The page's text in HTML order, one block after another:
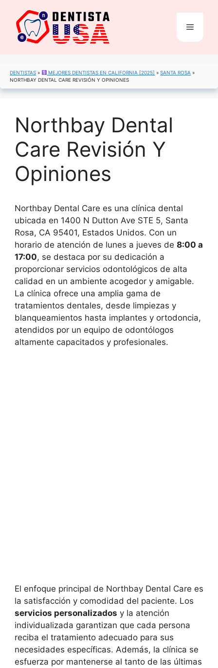
contenido
Menú
DENTISTAS » MEJORES DENTISTAS EN CALIFORNIA [2025] »SANTA ROSA »
NORTHBAY DENTAL CARE REVISIÓN Y OPINIONES
Northbay Dental
Care Revisión Y
Opiniones
Northbay Dental Care es una clínica dental
ubicada en 1400 N Dutton Ave STE 5, Santa
Rosa, CA 95401, Estados Unidos. Con un
horario de atención de lunes a jueves de 8:00 a
17:00, se destaca por su dedicación a
proporcionar servicios odontológicos de alta
calidad en un ambiente acogedor y amigable.
La clínica ofrece una amplia gama de
tratamientos dentales, desde limpiezas y
blanqueamientos hasta implantes y ortodoncia,
atendidos por un equipo de odontólogos
altamente capacitados y profesionales.
El enfoque principal de Northbay Dental Care es
la satisfacción y comodidad del paciente. Los
servicios personalizados y la atención
individualizada garantizan que cada persona
reciba el tratamiento adecuado para sus
necesidades específicas. Además, la clínica se
esfuerza por mantenerse al tanto de las últimas